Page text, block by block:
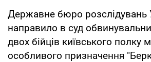
Державне бюро розслідувань
направило в суд
двох бійців київського полку
особливого призначення